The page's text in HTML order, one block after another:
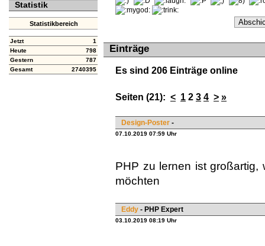
Statistik
Statistikbereich
Jetzt
1
Heute
798
Gestern
787
Gesamt
2740395
Einträge
Es sind 206 Einträge online
Seiten (21): < 1 2 3 4 > »
Design-Poster -
07.10.2019 07:59 Uhr
PHP zu lernen ist großartig,
möchten
Eddy - PHP Expert
03.10.2019 08:19 Uhr